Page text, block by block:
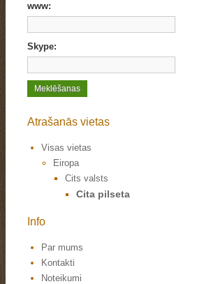
www:
Skype:
Atrašanās vietas
Visas vietas
Eiropa
Cits valsts
Cita pilseta
Info
Par mums
Kontakti
Noteikumi